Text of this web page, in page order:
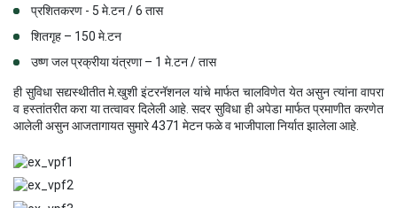
प्रशितकरण - 5 मे.टन / 6 तास
शितगृह – 150 मे.टन
उष्ण जल प्रक्रीया यंत्रणा – 1 मे.टन / तास
ही सुविधा सद्यस्थीतीत मे.खुशी इंटरनॅशनल यांचे मार्फत चालविणेत येत असुन त्यांना वापरा
व हस्तांतरीत करा या तत्वावर दिलेली आहे. सदर सुविधा ही अपेडा मार्फत प्रमाणीत करणेत
आलेली असुन आजतागायत सुमारे 4371 मेटन फळे व भाजीपाला निर्यात झालेला आहे.